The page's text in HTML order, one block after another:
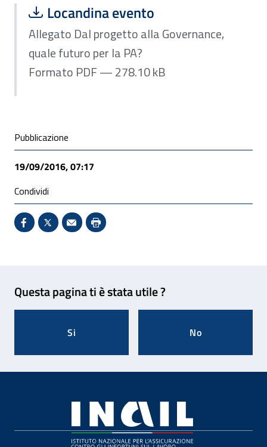
Scarica file:
Locandina evento
Formato PDF — Dimensione 278.10 kB
Allegato Dal progetto alla Governance,
quale futuro per la PA?
Formato PDF — 278.10 kB
Condivisione social
Pubblicazione
19/09/2016, 07:17
Condividi
Condividi su Facebook - Sito esterno - Apertura in
X - Sito esterno - Apertura in nuova finestra
Invio Mail: apre il programma di posta
Stampa pagina: scelta meno
Questa pagina ti è stata utile ?
Si No